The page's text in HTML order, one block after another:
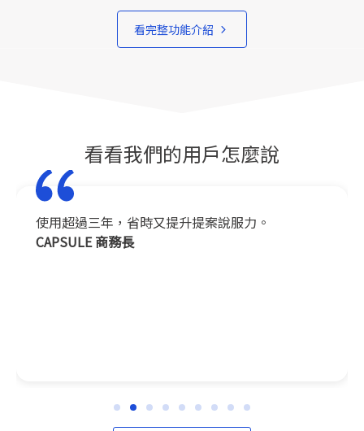
看完整功能介紹
看看我們的用戶怎麼說
使用超過三年，省時又提升提案說服力。
CAPSULE 商務長